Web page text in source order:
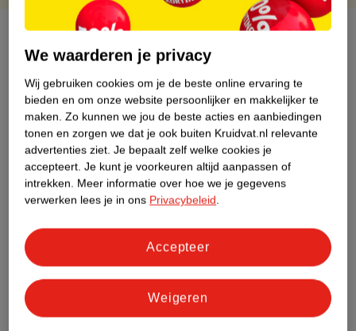
Over dit product
Etiketinformatie
Nature Impact Score
Dit product heeft (nog) geen Nature
Impact Score.
Bestel & Bezorginformatie
We waarderen je privacy
Wij gebruiken cookies om je de beste online ervaring te
bieden en om onze website persoonlijker en makkelijker te
maken. Zo kunnen we jou de beste acties en aanbiedingen
tonen en zorgen we dat je ook buiten Kruidvat.nl relevante
advertenties ziet. Je bepaalt zelf welke cookies je
accepteert. Je kunt je voorkeuren altijd aanpassen of
intrekken. Meer informatie over hoe we je gegevens
verwerken lees je in ons Privacybeleid.
Weigeren
Accepteer